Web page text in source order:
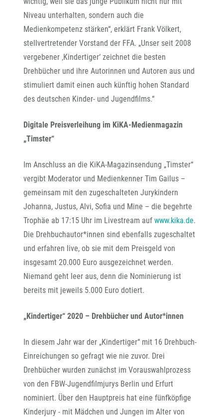
Niveau unterhalten, sondern auch die
Medienkompetenz stärken“, erklärt Frank Völkert,
stellvertretender Vorstand der FFA. „Unser seit 2008
vergebener ‚Kindertiger‘ zeichnet die besten
Drehbücher und ihre Autorinnen und Autoren aus und
stimuliert damit einen auch künftig hohen Standard
des deutschen Kinder- und Jugendfilms.“
Digitale Preisverleihung im KiKA-Medienmagazin
„Timster“
Im Anschluss an die KiKA-Magazinsendung „Timster“
vergibt Moderator und Medienkenner Tim Gailus –
gemeinsam mit den zugeschalteten Jurykindern
Johanna, Justus, Alvi, Sofia und Mine – die begehrte
Trophäe ab 17:15 Uhr im Livestream auf www.kika.de.
Die Drehbuchautor*innen sind ebenfalls zugeschaltet
und erfahren live, ob sie mit dem Preisgeld von
insgesamt 20.000 Euro ausgezeichnet werden.
Niemand geht leer aus, denn die Nominierung ist
bereits mit jeweils 5.000 Euro dotiert.
„Kindertiger“ 2020 – Drehbücher und Autor*innen
In diesem Jahr war der „Kindertiger“ mit 16 Drehbuch-
Einreichungen so gefragt wie nie zuvor. Drei
Drehbücher wurden zunächst im Vorauswahlprozess
von den FBW-Jugendfilmjurys Berlin und Erfurt
nominiert. Über den Hauptpreis hat eine fünfköpfige
Kinderjury - mit Mädchen und Jungen im Alter von